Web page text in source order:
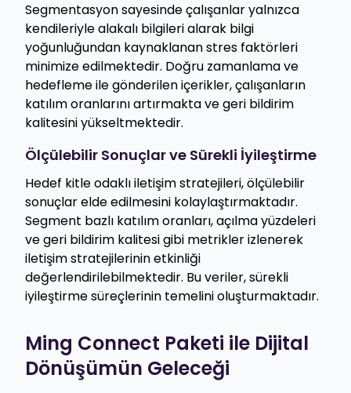
Segmentasyon sayesinde çalışanlar yalnızca
kendileriyle alakalı bilgileri alarak bilgi
yoğunluğundan kaynaklanan stres faktörleri
minimize edilmektedir. Doğru zamanlama ve
hedefleme ile gönderilen içerikler, çalışanların
katılım oranlarını artırmakta ve geri bildirim
kalitesini yükseltmektedir.
Ölçülebilir Sonuçlar ve Sürekli İyileştirme
Hedef kitle odaklı iletişim stratejileri, ölçülebilir
sonuçlar elde edilmesini kolaylaştırmaktadır.
Segment bazlı katılım oranları, açılma yüzdeleri
ve geri bildirim kalitesi gibi metrikler izlenerek
iletişim stratejilerinin etkinliği
değerlendirilebilmektedir. Bu veriler, sürekli
iyileştirme süreçlerinin temelini oluşturmaktadır.
Ming Connect Paketi ile Dijital
Dönüşümün Geleceği